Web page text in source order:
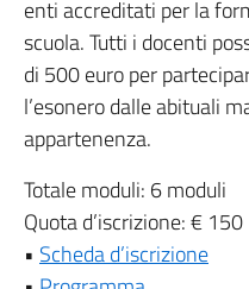
enti accreditati per la
scuola. Tutti i docenti
di 500 euro per
l’esonero dalle abituali
appartenenza.
Totale moduli: 6 moduli
Quota d’iscrizione: € 150
• Scheda d’iscrizione